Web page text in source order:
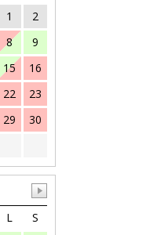
1
2
8
9
15
16
22
23
29
30
L
S